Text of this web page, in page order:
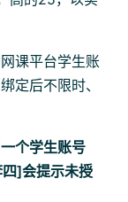
课平台学生账
定后不限时、
个学生账号
]会提示未授